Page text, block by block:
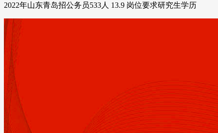
2022年山东青岛招公务员533人 13.9 岗位要求研究生学历